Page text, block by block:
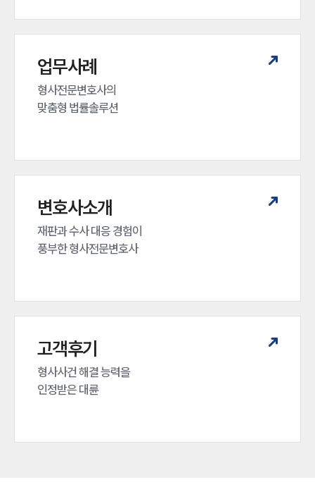
업무사례
형사전문변호사의
맞춤형 법률솔루션
변호사소개
재판과 수사 대응 경험이
풍부한 형사전문변호사
고객후기
형사사건 해결 능력을
인정받은 대륜